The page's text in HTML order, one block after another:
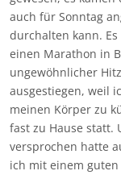
auch für Sonntag
durchalten kann.
einen Marathon in
ungewöhnlicher
ausgestiegen, weil
meinen Körper zu
fast zu Hause statt.
versprochen hatte
ich mit einem